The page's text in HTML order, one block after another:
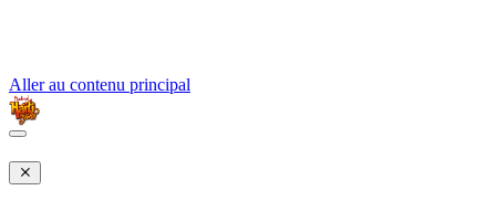
Aller au contenu principal